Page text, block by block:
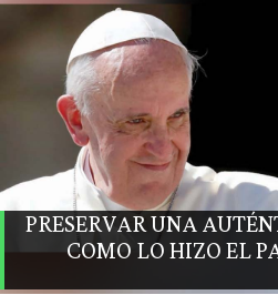
PRESERVAR UNA
COMO LO HIZO EL